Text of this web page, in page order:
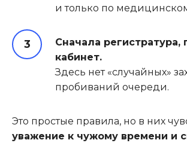
и только по
Сначала регистратура,
кабинет.
Здесь нет «случайных»
пробиваний очереди.
Это простые правила, но в них
уважение к чужому времени и